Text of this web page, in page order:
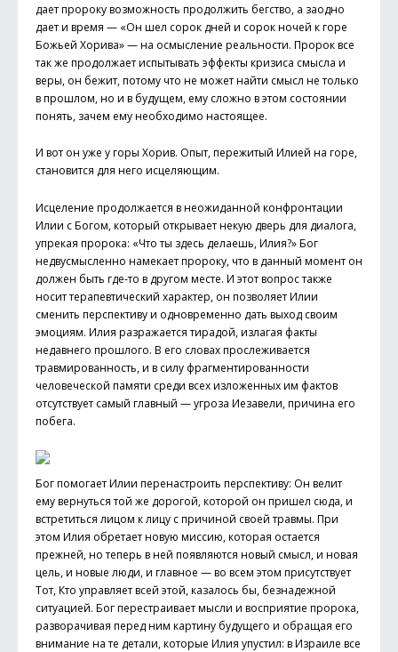
дает пророку возможность продолжить бегство, а заодно
дает и время — «Он шел сорок дней и сорок ночей к горе
Божьей Хорива» — на осмысление реальности. Пророк все
так же продолжает испытывать эффекты кризиса смысла и
веры, он бежит, потому что не может найти смысл не только
в прошлом, но и в будущем, ему сложно в этом состоянии
понять, зачем ему необходимо настоящее.
И вот он уже у горы Хорив. Опыт, пережитый Илией на горе,
становится для него исцеляющим.
Исцеление продолжается в неожиданной конфронтации
Илии с Богом, который открывает некую дверь для диалога,
упрекая пророка: «Что ты здесь делаешь, Илия?» Бог
недвусмысленно намекает пророку, что в данный момент он
должен быть где-то в другом месте. И этот вопрос также
носит терапевтический характер, он позволяет Илии
сменить перспективу и одновременно дать выход своим
эмоциям. Илия разражается тирадой, излагая факты
недавнего прошлого. В его словах прослеживается
травмированность, и в силу фрагментированности
человеческой памяти среди всех изложенных им фактов
отсутствует самый главный — угроза Иезавели, причина его
побега.
Бог помогает Илии перенастроить перспективу: Он велит
ему вернуться той же дорогой, которой он пришел сюда, и
встретиться лицом к лицу с причиной своей травмы. При
этом Илия обретает новую миссию, которая остается
прежней, но теперь в ней появляются новый смысл, и новая
цель, и новые люди, и главное — во всем этом присутствует
Тот, Кто управляет всей этой, казалось бы, безнадежной
ситуацией. Бог перестраивает мысли и восприятие пророка,
разворачивая перед ним картину будущего и обращая его
внимание на те детали, которые Илия упустил: в Израиле все